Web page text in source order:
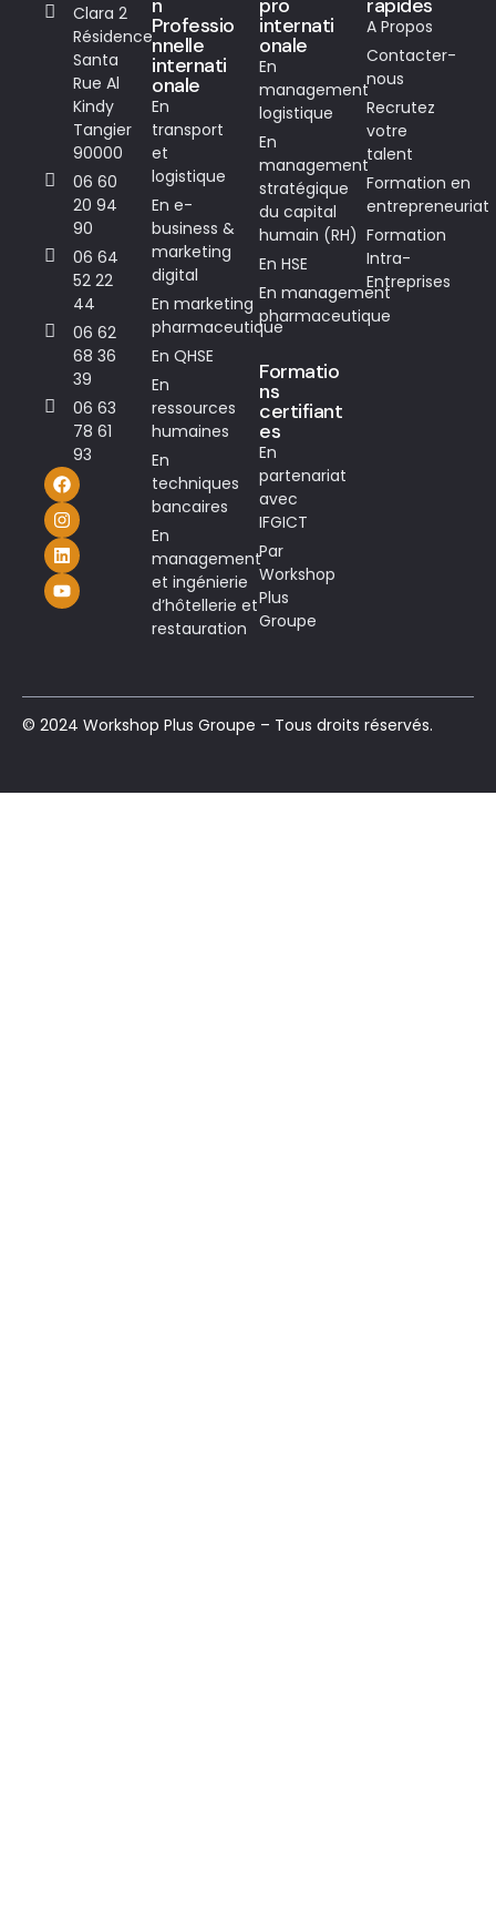
Clara 2
Résidence
Santa
Rue Al
Kindy
Tangier
90000
06 60
20 94
90
06 64
52 22
44
06 62
68 36
39
06 63
78 61
93
n
Professio
nnelle
internati
onale
En
transport
et
logistique
En e-
business &
marketing
digital
En marketing
pharmaceutique
En QHSE
En
ressources
humaines
En
techniques
bancaires
En
management
et ingénierie
d’hôtellerie et
restauration
pro
internati
onale
En
management
logistique
En
management
stratégique
du capital
humain (RH)
En HSE
En management
pharmaceutique
Formatio
ns
certifiant
es
En
partenariat
avec
IFGICT
Par
Workshop
Plus
Groupe
rapides
A Propos
Contacter-
nous
Recrutez
votre
talent
Formation en
entrepreneuriat
Formation
Intra-
Entreprises
© 2024 Workshop Plus Groupe – Tous droits réservés.